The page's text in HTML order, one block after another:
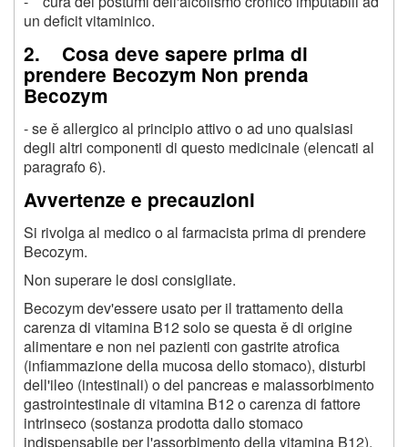
un deficit vitaminico.
2. Cosa deve sapere prima di
prendere Becozym Non prenda
Becozym
- se ě allergico al principio attivo o ad uno qualsiasi
degli altri componenti di questo medicinale (elencati al
paragrafo 6).
Avvertenze e precauzioni
Si rivolga al medico o al farmacista prima di prendere
Becozym.
Non superare le dosi consigliate.
Becozym dev'essere usato per il trattamento della
carenza di vitamina B12 solo se questa ě di origine
alimentare e non nei pazienti con gastrite atrofica
(infiammazione della mucosa dello stomaco), disturbi
dell'ileo (intestinali) o del pancreas e malassorbimento
gastrointestinale di vitamina B12 o carenza di fattore
intrinseco (sostanza prodotta dallo stomaco
indispensabile per l'assorbimento della vitamina B12).